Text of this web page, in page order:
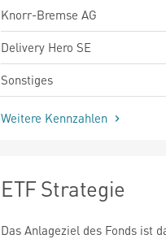
Knorr-Bremse AG
Delivery Hero SE
Sonstiges
Weitere Kennzahlen
ETF Strategie
Das Anlageziel des Fonds ist